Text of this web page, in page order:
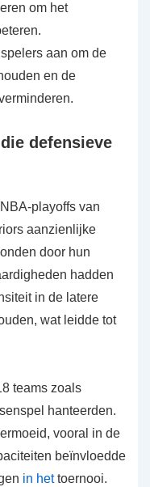
om het
aan om de
en de
defensieve
playoffs van
aanzienlijke
door hun
hadden
in de latere
wat leidde tot
teams zoals
hanteerden.
vooral in de
beïnvloedde
in hettoernooi.